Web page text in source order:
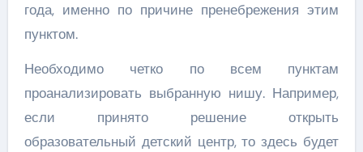
года, именно по причине пренебрежения этим
пунктом.
Необходимо четко по всем пунктам
проанализировать выбранную нишу. Например,
если принято решение открыть
образовательный детский центр, то здесь будет